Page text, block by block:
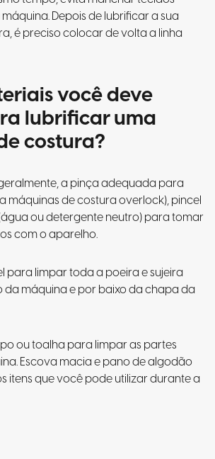
Depois de lubrificar a sua
é preciso colocar de volta a linha
você deve
lubrificar uma
costura?
a pinça adequada para
máquinas de costura overlock), pincel
ou detergente neutro) para tomar
com o aparelho.
para limpar toda a poeira e sujeira
máquina e por baixo da chapa da
ou toalha para limpar as partes
Escova macia e pano de algodão
itens que você pode utilizar durante a